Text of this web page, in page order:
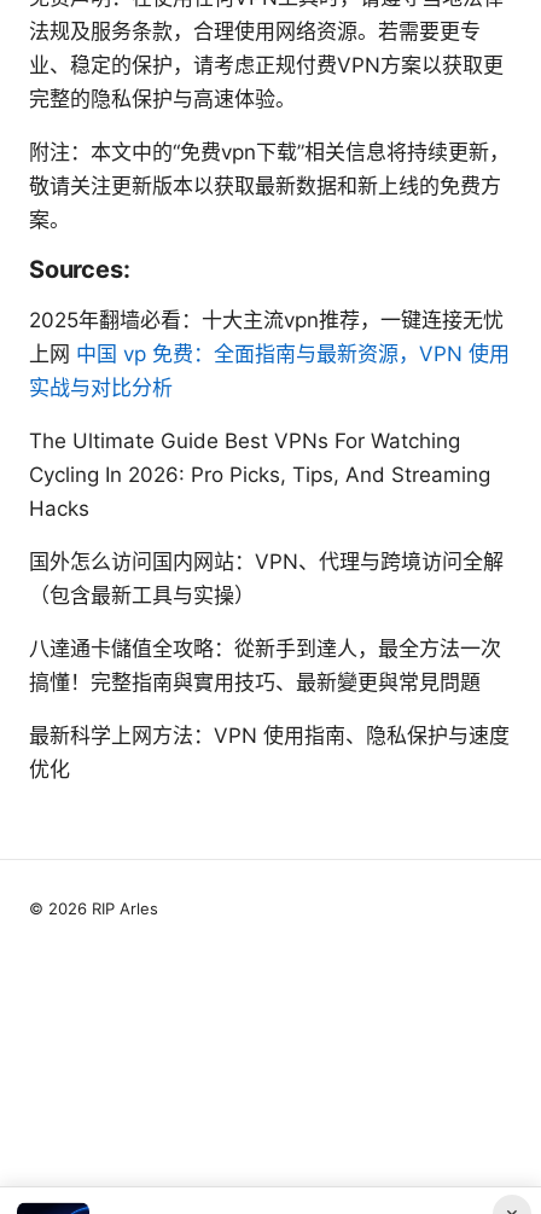
法规及服务条款，合理使用网络资源。若需要更专
业、稳定的保护，请考虑正规付费VPN方案以获取更
完整的隐私保护与高速体验。
附注：本文中的“免费vpn下载”相关信息将持续更新，
敬请关注更新版本以获取最新数据和新上线的免费方
案。
Sources:
2025年翻墙必看：十大主流vpn推荐，一键连接无忧
上网 中国 vp 免费：全面指南与最新资源，VPN 使用
实战与对比分析
The Ultimate Guide Best VPNs For Watching
Cycling In 2026: Pro Picks, Tips, And Streaming
Hacks
国外怎么访问国内网站：VPN、代理与跨境访问全解
（包含最新工具与实操）
八達通卡儲值全攻略：從新手到達人，最全方法一次
搞懂！完整指南與實用技巧、最新變更與常見問題
最新科学上网方法：VPN 使用指南、隐私保护与速度
优化
© 2026 RIP Arles